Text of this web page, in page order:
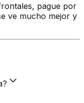
pague por
ve mucho mejor y